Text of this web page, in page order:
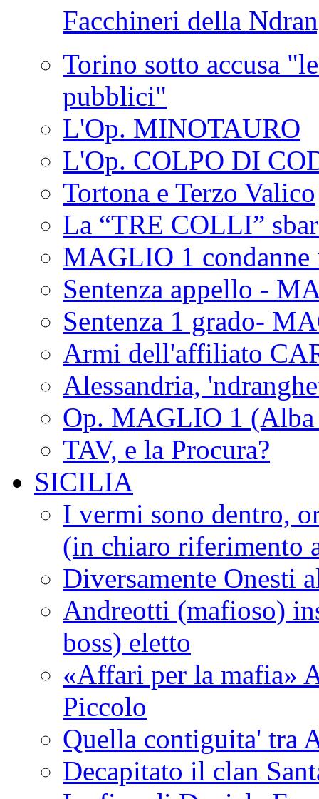
Facchineri della
Torino sotto accusa
pubblici"
L'Op. MINOTAURO
L'Op. COLPO DI
Tortona e Terzo Valico
La “TRE COLLI”
MAGLIO 1 condanne
Sentenza appello -
Sentenza 1 grado-
Armi dell'affiliato
Alessandria,
Op. MAGLIO 1 (Alba
TAV, e la Procura?
SICILIA
I vermi sono dentro,
(in chiaro riferimento
Diversamente Onesti
Andreotti (mafioso)
boss) eletto
«Affari per la mafia»
Piccolo
Quella contiguita' tra
Decapitato il clan